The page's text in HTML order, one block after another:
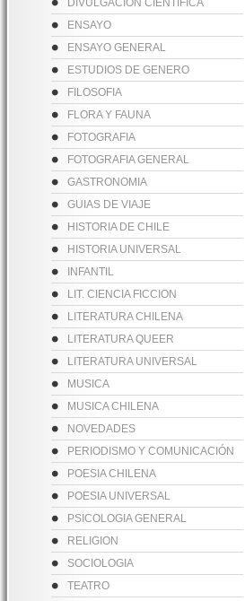
DIVULGACION CIENTIFICA
ENSAYO
ENSAYO GENERAL
ESTUDIOS DE GENERO
FILOSOFIA
FLORA Y FAUNA
FOTOGRAFIA
FOTOGRAFIA GENERAL
GASTRONOMIA
GUIAS DE VIAJE
HISTORIA DE CHILE
HISTORIA UNIVERSAL
INFANTIL
LIT. CIENCIA FICCION
LITERATURA CHILENA
LITERATURA QUEER
LITERATURA UNIVERSAL
MUSICA
MUSICA CHILENA
NOVEDADES
PERIODISMO Y COMUNICACIÓN
POESIA CHILENA
POESIA UNIVERSAL
PSICOLOGIA GENERAL
RELIGION
SOCIOLOGIA
TEATRO